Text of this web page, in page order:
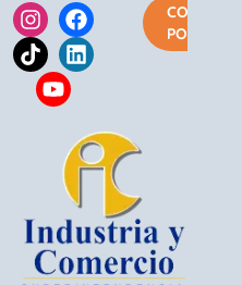
COMPRA
POR